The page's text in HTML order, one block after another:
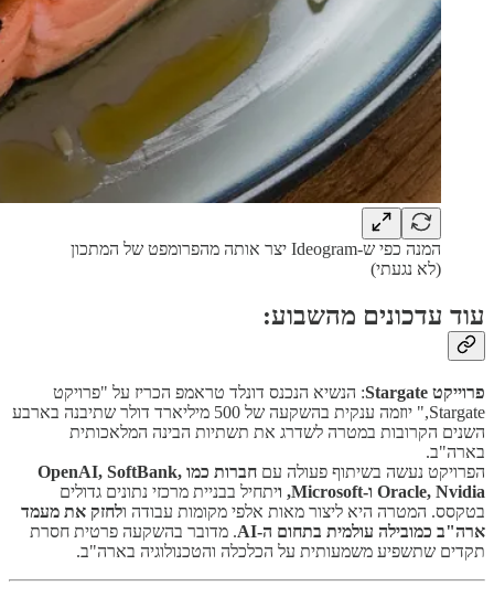
המנה כפי ש-Ideogram יצר אותה מהפרומפט של המתכון
(לא נגעתי)
עוד עדכונים מהשבוע:
פרוייקט Stargate
: הנשיא הנכנס דונלד טראמפ הכריז על "פרויקט
Stargate," יוזמה ענקית בהשקעה של 500 מיליארד דולר שתיבנה בארבע
השנים הקרובות במטרה לשדרג את תשתיות הבינה המלאכותית
בארה"ב.
הפרויקט נעשה בשיתוף פעולה עם
חברות כמו OpenAI, SoftBank,
Oracle, Nvidia ו-Microsoft, ו
יתחיל בבניית מרכזי נתונים גדולים
בטקסס. המטרה היא ליצור מאות אלפי מקומות עבודה ולחזק את מעמד
ארה"ב כמובילה עולמית בתחום ה-AI
. מדובר בהשקעה פרטית חסרת
תקדים שתשפיע משמעותית על הכלכלה והטכנולוגיה בארה"ב.